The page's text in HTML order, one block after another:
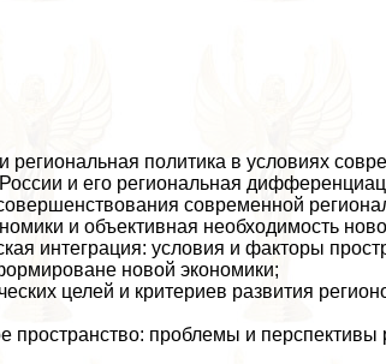
региональная политика в условиях
и его региональная
современной
и объективная необходимость
интеграция: условия и факторы
новой экономики;
целей и критериев развития
прострaнcтво: проблемы и перспективы